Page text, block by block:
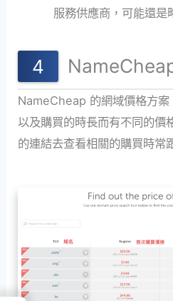
服務供應商，可能還是
NameCheap 的網域價格方案
以及購買的時長而有不同的價
的連結去查看相關的購買時常